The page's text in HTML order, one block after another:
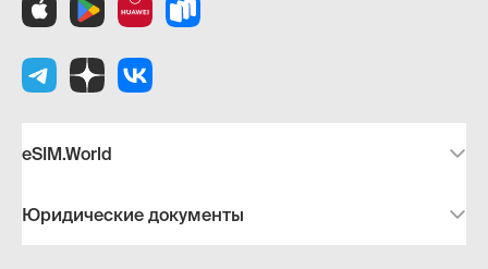
eSIM.World
Юридические документы